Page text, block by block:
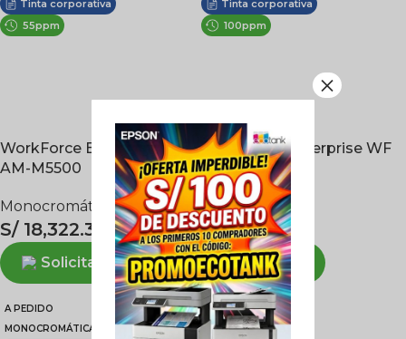
Tinta corporativa
55ppm
WorkForce Enterprise
AM-M5500
Monocromática ,A3
S/18,322.33
Solicitar
Tinta corporativa
100ppm
WorkForce Enterprise WF
C21000
A3
S/39,803.21
Solicitar
A PEDIDO
MONOCROMÁTICA
COLORES
Láser
×